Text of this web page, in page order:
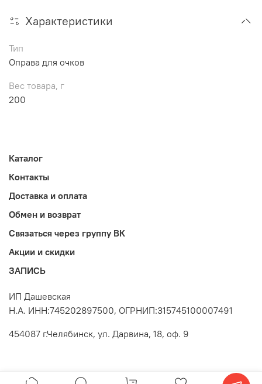
Характеристики
Тип
Оправа для очков
Вес товара, г
200
Каталог
Контакты
Доставка и оплата
Обмен и возврат
Связаться через группу ВК
Акции и скидки
ЗАПИСЬ
ИП Дашевская
Н.А. ИНН:745202897500, ОГРНИП:315745100007491
454087 г.Челябинск, ул. Дарвина, 18, оф. 9